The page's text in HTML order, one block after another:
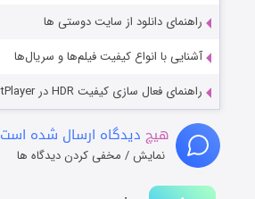
راهنمای دانلود از سایت دوستی ها
آشنایی با انواع کیفیت فیلم‌ها و سریال‌ها
راهنمای فعال سازی کیفیت HDR در PotPlayer
هیچ دیدگاه ارسال شده است
نمایش / مخفی کردن دیدگاه ها